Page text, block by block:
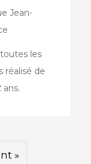
Jean-
les
réalisé de
»